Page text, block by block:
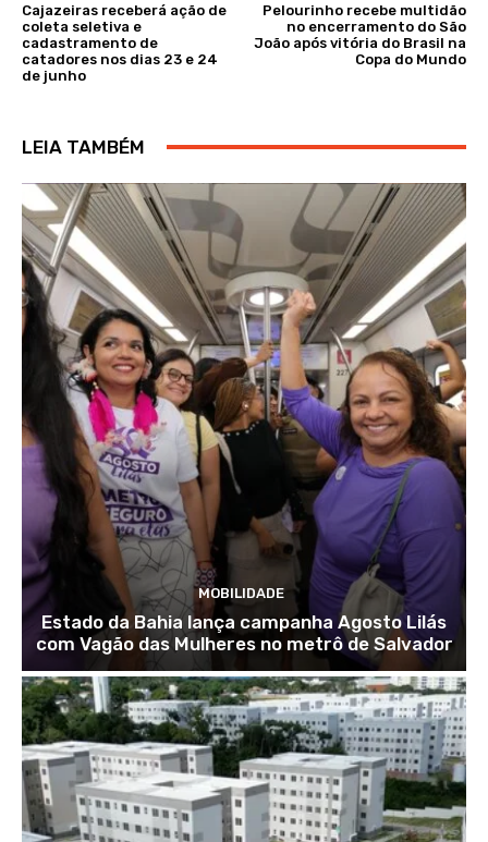
Cajazeiras receberá ação de
coleta seletiva e
cadastramento de
catadores nos dias 23 e 24
de junho
Pelourinho recebe multidão
no encerramento do São
João após vitória do Brasil na
Copa do Mundo
LEIA TAMBÉM
MOBILIDADE
Estado da Bahia lança campanha Agosto Lilás
com Vagão das Mulheres no metrô de Salvador